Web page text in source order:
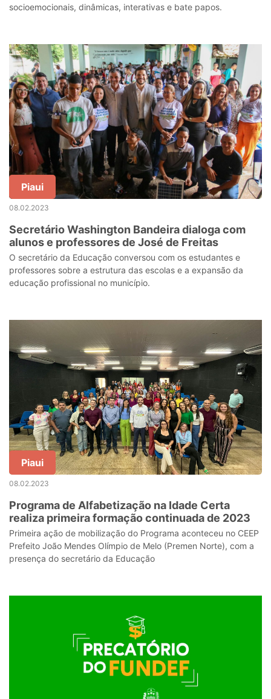
socioemocionais, dinâmicas, interativas e bate papos.
Piaui
08.02.2023
Secretário Washington Bandeira dialoga com
alunos e professores de José de Freitas
O secretário da Educação conversou com os estudantes e
professores sobre a estrutura das escolas e a expansão da
educação profissional no município.
Piaui
08.02.2023
Programa de Alfabetização na Idade Certa
realiza primeira formação continuada de 2023
Primeira ação de mobilização do Programa aconteceu no CEEP
Prefeito João Mendes Olímpio de Melo (Premen Norte), com a
presença do secretário da Educação